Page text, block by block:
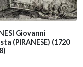
Giovanni
(PIRANESE) (1720